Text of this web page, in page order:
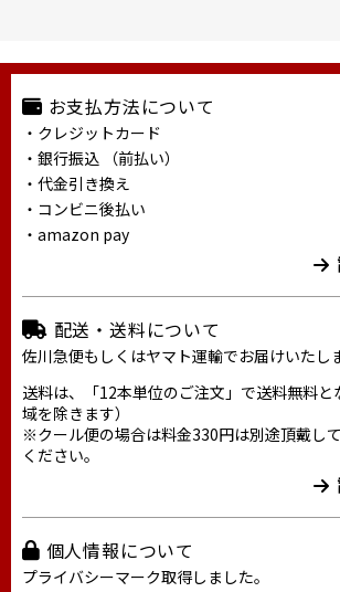
お支払方法について
・クレジットカード
・銀行振込 （前払い）
・代金引き換え
・コンビニ後払い
・amazon pay
配送・送料について
佐川急便もしくはヤマト運輸でお届けいたし
送料は、「12本単位のご注文」で送料無料と
域を除きます）
※クール便の場合は料金330円は別途頂戴し
ください。
個人情報について
プライバシーマーク取得しました。